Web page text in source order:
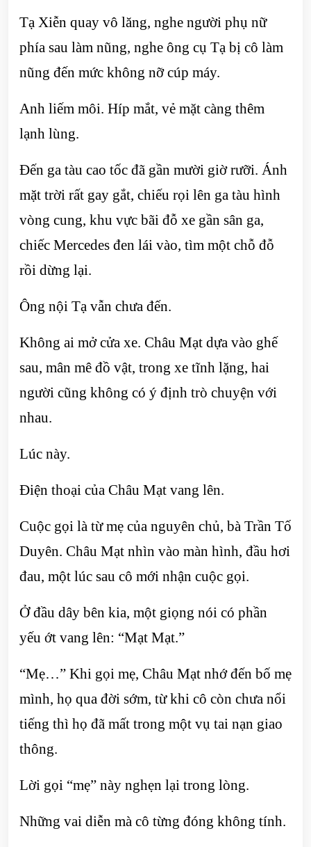
Tạ Xiễn quay vô lăng, nghe người phụ nữ
phía sau làm nũng, nghe ông cụ Tạ bị cô làm
nũng đến mức không nỡ cúp máy.
Anh liếm môi. Híp mắt, vẻ mặt càng thêm
lạnh lùng.
Đến ga tàu cao tốc đã gần mười giờ rưỡi. Ánh
mặt trời rất gay gắt, chiếu rọi lên ga tàu hình
vòng cung, khu vực bãi đỗ xe gần sân ga,
chiếc Mercedes đen lái vào, tìm một chỗ đỗ
rồi dừng lại.
Ông nội Tạ vẫn chưa đến.
Không ai mở cửa xe. Châu Mạt dựa vào ghế
sau, mân mê đồ vật, trong xe tĩnh lặng, hai
người cũng không có ý định trò chuyện với
nhau.
Lúc này.
Điện thoại của Châu Mạt vang lên.
Cuộc gọi là từ mẹ của nguyên chủ, bà Trần Tố
Duyên. Châu Mạt nhìn vào màn hình, đầu hơi
đau, một lúc sau cô mới nhận cuộc gọi.
Ở đầu dây bên kia, một giọng nói có phần
yếu ớt vang lên: “Mạt Mạt.”
“Mẹ…” Khi gọi mẹ, Châu Mạt nhớ đến bố mẹ
mình, họ qua đời sớm, từ khi cô còn chưa nổi
tiếng thì họ đã mất trong một vụ tai nạn giao
thông.
Lời gọi “mẹ” này nghẹn lại trong lòng.
Những vai diễn mà cô từng đóng không tính.